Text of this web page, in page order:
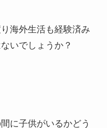
海外生活も経験済み
いでしょうか？
に子供がいるかどう